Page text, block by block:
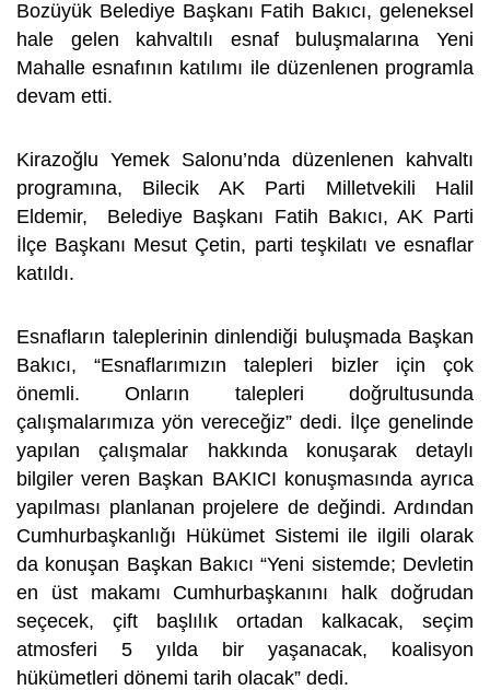
Bozüyük Belediye Başkanı Fatih Bakıcı, geleneksel
hale gelen kahvaltılı esnaf buluşmalarına Yeni
Mahalle esnafının katılımı ile düzenlenen programla
devam etti.
Kirazoğlu Yemek Salonu’nda düzenlenen kahvaltı
programına, Bilecik AK Parti Milletvekili Halil
Eldemir, Belediye Başkanı Fatih Bakıcı, AK Parti
İlçe Başkanı Mesut Çetin, parti teşkilatı ve esnaflar
katıldı.
Esnafların taleplerinin dinlendiği buluşmada Başkan
Bakıcı, “Esnaflarımızın talepleri bizler için çok
önemli. Onların talepleri doğrultusunda
çalışmalarımıza yön vereceğiz” dedi. İlçe genelinde
yapılan çalışmalar hakkında konuşarak detaylı
bilgiler veren Başkan BAKICI konuşmasında ayrıca
yapılması planlanan projelere de değindi. Ardından
Cumhurbaşkanlığı Hükümet Sistemi ile ilgili olarak
da konuşan Başkan Bakıcı “Yeni sistemde; Devletin
en üst makamı Cumhurbaşkanını halk doğrudan
seçecek, çift başlılık ortadan kalkacak, seçim
atmosferi 5 yılda bir yaşanacak, koalisyon
hükümetleri dönemi tarih olacak” dedi.